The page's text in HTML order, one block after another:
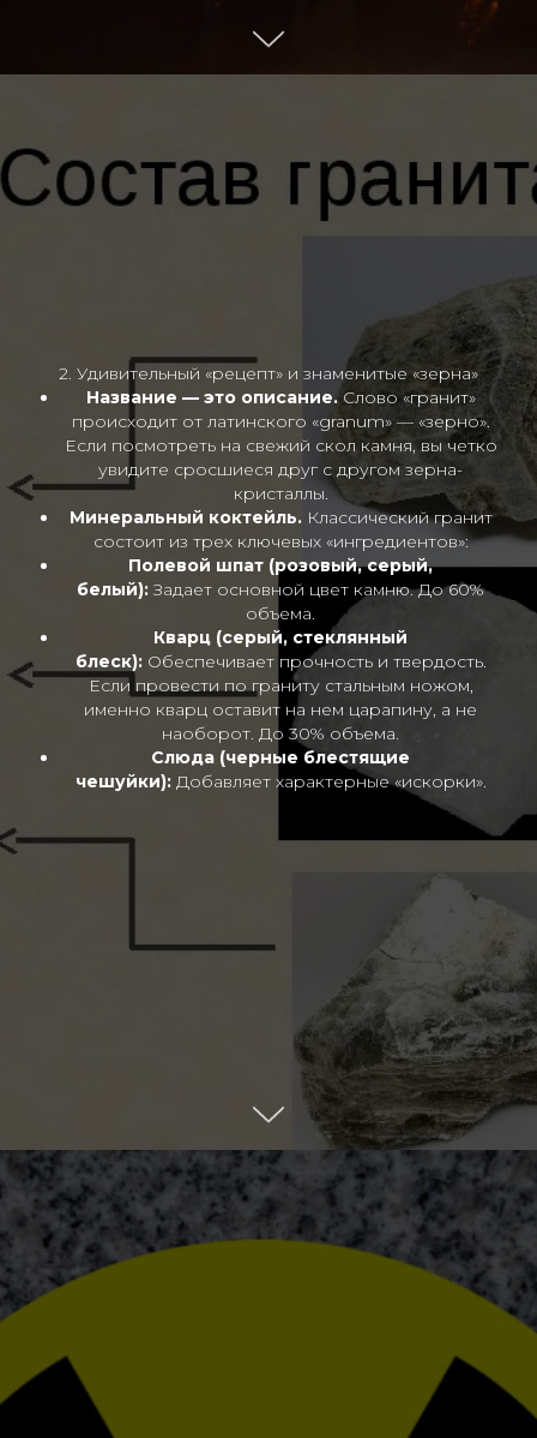
2. Удивительный «рецепт» и знаменитые «зерна»
Название — это описание.Слово «гранит»
происходит от латинского «granum» — «зерно».
Если посмотреть на свежий скол камня, вы четко
увидите сросшиеся друг с другом зерна-
кристаллы.
Минеральный коктейль.Классический гранит
состоит из трех ключевых «ингредиентов»:
Полевой шпат (розовый, серый,
белый):Задает основной цвет камню. До 60%
объема.
Кварц (серый, стеклянный
блеск):Обеспечивает прочность и твердость.
Если провести по граниту стальным ножом,
именно кварц оставит на нем царапину, а не
наоборот. До 30% объема.
Слюда (черные блестящие
чешуйки):Добавляет характерные «искорки».